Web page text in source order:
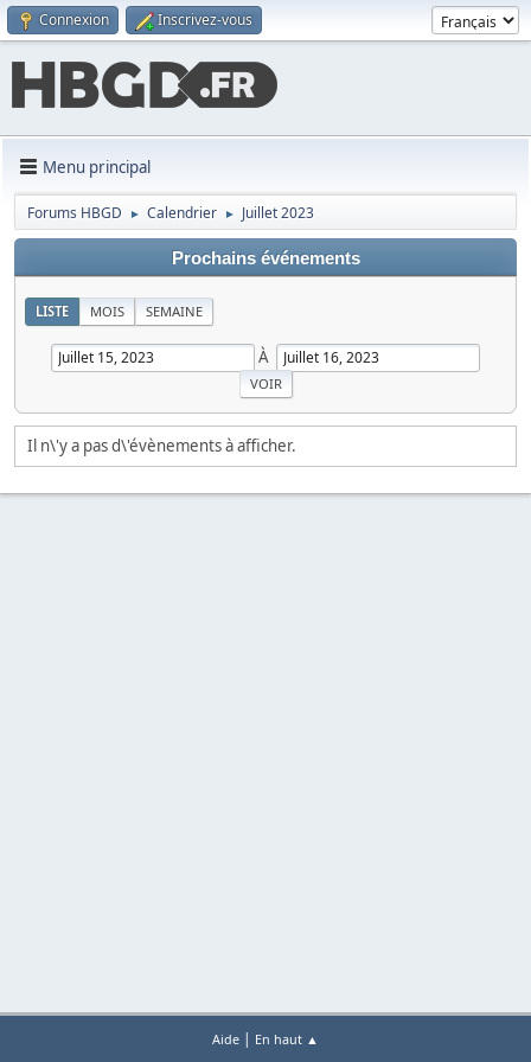
Connexion Inscrivez-vous
Menu principal
Forums HBGD ► Calendrier ► Juillet 2023
Prochains événements
LISTE MOIS SEMAINE
À
Il n\'y a pas d\'évènements à afficher.
Aide | En haut ▲